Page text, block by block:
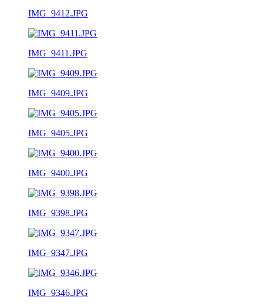
IMG_9412.JPG
IMG_9411.JPG
IMG_9409.JPG
IMG_9405.JPG
IMG_9400.JPG
IMG_9398.JPG
IMG_9347.JPG
IMG_9346.JPG